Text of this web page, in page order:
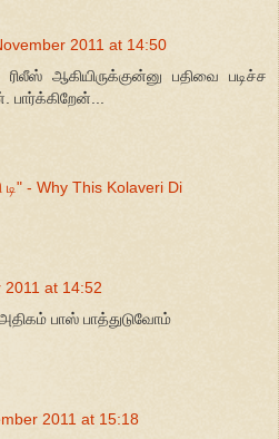
2011 at 14:50
ஆகியிருக்குன்னு பதிவை படிச்ச
பார்க்கிறேன்...
- Why This Kolaveri Di
2011 at 14:52
பாஸ் பாத்துடுவோம்
2011 at 15:18